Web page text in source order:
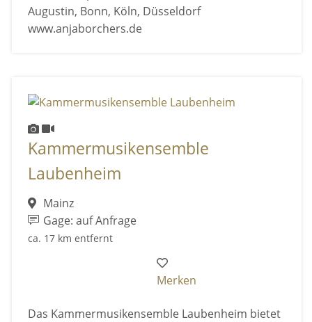
Augustin, Bonn, Köln, Düsseldorf
www.anjaborchers.de
Kammermusikensemble
Laubenheim
Mainz
Gage: auf Anfrage
ca. 17 km entfernt
Merken
Das Kammermusikensemble Laubenheim bietet